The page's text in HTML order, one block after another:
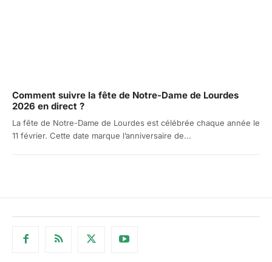
Comment suivre la fête de Notre-Dame de Lourdes
2026 en direct ?
La fête de Notre-Dame de Lourdes est célébrée chaque année le
11 février. Cette date marque l’anniversaire de...